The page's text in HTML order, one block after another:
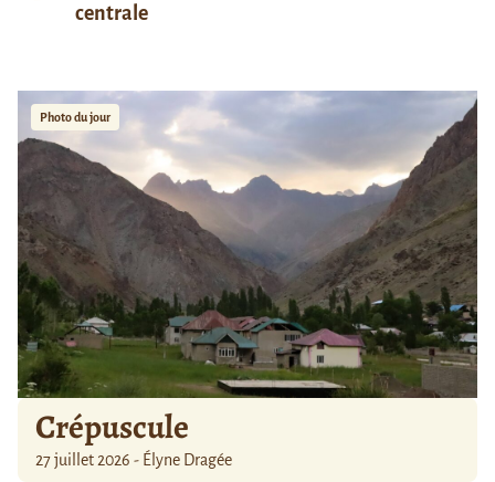
centrale
Photo du jour
Crépuscule
27 juillet 2026 - Élyne Dragée